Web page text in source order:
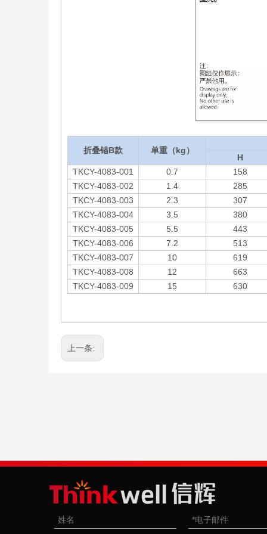
折叠锚B款 单重（kg）
H
TKCY-4083-001
0.7
158
TKCY-4083-002
1.4
285
TKCY-4083-003
2.3
307
TKCY-4083-004
3.5
380
TKCY-4083-005
5.5
443
TKCY-4083-006
7.2
513
TKCY-4083-007
10
619
TKCY-4083-008
12
663
TKCY-4083-009
15 630
上一条: